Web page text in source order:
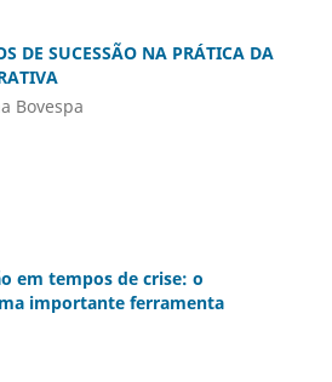
DE SUCESSÃO NA PRÁTICA DA
Bovespa
em tempos de crise: o
importante ferramenta